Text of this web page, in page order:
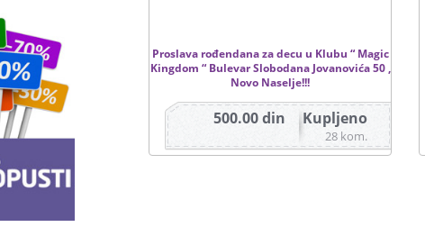
Proslava rođendana za decu u Klubu “ Magic
Kingdom “ Bulevar Slobodana Jovanovića 50 ,
Novo Naselje!!!
Kupljeno
28 kom.
500.00 din